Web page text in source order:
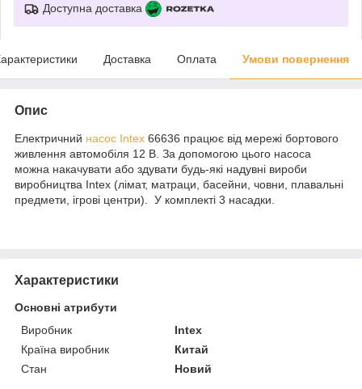
Доступна доставка
Доставка Оплата Умови повернення
Опис
Електричний насос Intex 66636 працює від мережі бортового
живлення автомобіля 12 В. За допомогою цього насоса
можна накачувати або здувати будь-які надувні вироби
виробництва Intex (лімат, матраци, басейни, човни, плавальні
предмети, ігрові центри). У комплекті 3 насадки.
Характеристики
Основні атрибути
Виробник
Intex
Країна виробник
Китай
Стан
Новий